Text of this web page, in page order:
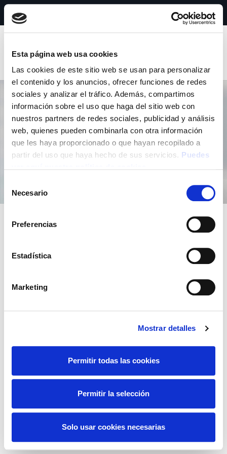
Esta página web usa cookies
Las cookies de este sitio web se usan para personalizar
el contenido y los anuncios, ofrecer funciones de redes
sociales y analizar el tráfico. Además, compartimos
información sobre el uso que haga del sitio web con
nuestros partners de redes sociales, publicidad y análisis
web, quienes pueden combinarla con otra información
que les haya proporcionado o que hayan recopilado a
partir del uso que haya hecho de sus servicios. Puedes
Necesario
Preferencias
Estadística
Marketing
Mostrar detalles
Permitir todas las cookies
Permitir la selección
Solo usar cookies necesarias
Horario: 9:00 h a 17:00 h (ininterrumpido)
Contact Lenses
Home Contact Lenses
Todos Los Derechos Reservados ® | Quinta Delegación
Cantabria | Euskadi | Navarra | La Rioja